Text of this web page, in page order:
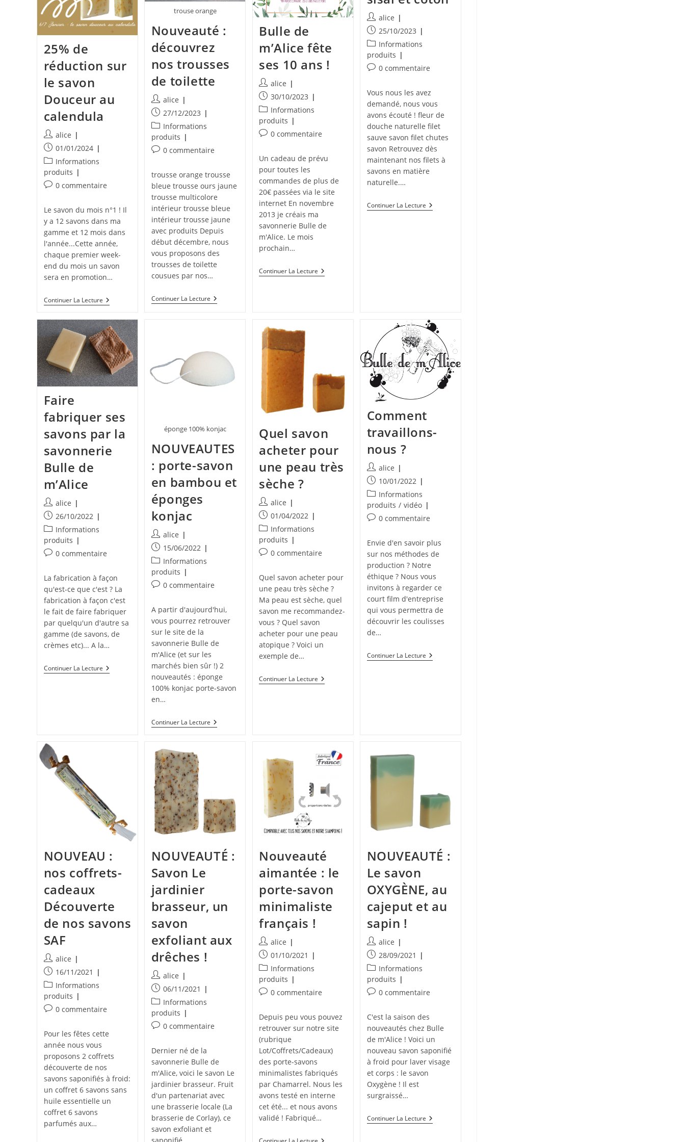
25% de
réduction sur
le savon
Douceur au
calendula
Auteur/autrice
de
la
publication :
alice
Publication
publiée :
01/01/2024
Post
category:
Informations
produits
Commentaires
la
publication :
0 commentaire
Le savon du mois n°1 ! Il
y a 12 savons dans ma
gamme et 12 mois dans
l'année...Cette année,
chaque premier week-
end du mois un savon
sera en promotion…
Continuer La Lecture25%
De
Sur
Le
Savon
Douceur
Au
Calendula
trouse orange
Nouveauté :
découvrez
nos trousses
de toilette
Auteur/autrice
de
la
publication :
alice
Publication
publiée :
27/12/2023
Post
category:
Informations
produits
Commentaires
la
publication :
0 commentaire
trousse orange trousse
bleue trousse ours jaune
trousse multicolore
intérieur trousse bleue
intérieur trousse jaune
avec produits Depuis
début décembre, nous
vous proposons des
trousses de toilette
cousues par nos…
Continuer La LectureNouveauté
:
Bulle de
m’Alice fête
ses 10 ans !
Auteur/autrice
de
la
publication :
alice
Publication
publiée :
30/10/2023
Post
category:
Informations
produits
Commentaires
la
publication :
0 commentaire
Un cadeau de prévu
pour toutes les
commandes de plus de
20€ passées via le site
internet En novembre
2013 je créais ma
savonnerie Bulle de
m'Alice. Le mois
prochain…
Continuer La Lecture Bulle
De
Auteur/autrice
de
la
publication :
alice
Publication
publiée :
25/10/2023
Post
category:
Informations
produits
Commentaires
la
publication :
0 commentaire
Vous nous les avez
demandé, nous vous
avons écouté ! fleur de
douche naturelle filet
sauve savon filet chutes
savon Retrouvez dès
maintenant nos filets à
savons en matière
naturelle.…
Continuer La LectureNouveauté
:
Faire
fabriquer ses
savons par la
savonnerie
Bulle de
m’Alice
Auteur/autrice
de
la
publication :
alice
Publication
publiée :
26/10/2022
Post
category:
Informations
produits
Commentaires
la
publication :
0 commentaire
La fabrication à façon
qu'est-ce que c'est ? La
fabrication à façon c'est
le fait de faire fabriquer
par quelqu'un d'autre sa
gamme (de savons, de
crèmes etc)... A la…
Continuer La LectureFaire
Fabriquer
éponge 100% konjac
NOUVEAUTES
: porte-savon
en bambou et
éponges
konjac
Auteur/autrice
de
la
publication :
alice
Publication
publiée :
15/06/2022
Post
category:
Informations
produits
Commentaires
la
publication :
0 commentaire
A partir d'aujourd'hui,
vous pourrez retrouver
sur le site de la
savonnerie Bulle de
m'Alice (et sur les
marchés bien sûr !) 2
nouveautés : éponge
100% konjac porte-savon
en…
Continuer La LectureNOUVEAUTES
:
Quel savon
acheter pour
une peau très
sèche ?
Auteur/autrice
de
la
publication :
alice
Publication
publiée :
01/04/2022
Post
category:
Informations
produits
Commentaires
la
publication :
0 commentaire
Quel savon acheter pour
une peau très sèche ?
Ma peau est sèche, quel
savon me recommandez-
vous ? Quel savon
acheter pour une peau
atopique ? Voici un
exemple de…
Continuer La Lecture Quel
Savon
Comment
travaillons-
nous ?
Auteur/autrice
de
la
publication :
alice
Publication
publiée :
10/01/2022
Post
category:
Informations
produits / vidéo
Commentaires
la
publication :
0 commentaire
Envie d'en savoir plus
sur nos méthodes de
production ? Notre
éthique ? Nous vous
invitons à regarder ce
court film d'entreprise
qui vous permettra de
découvrir les coulisses
de…
Continuer La LectureComment
Travaillons-
NOUVEAU :
nos coffrets-
cadeaux
Découverte
de nos savons
SAF
Auteur/autrice
de
la
publication :
alice
Publication
publiée :
16/11/2021
Post
category:
Informations
produits
Commentaires
la
publication :
0 commentaire
Pour les fêtes cette
année nous vous
proposons 2 coffrets
découverte de nos
savons saponifiés à froid:
un coffret 6 savons sans
huile essentielle un
coffret 6 savons
parfumés aux…
NOUVEAUTÉ :
Savon Le
jardinier
brasseur, un
savon
exfoliant aux
drêches !
Auteur/autrice
de
la
publication :
alice
Publication
publiée :
06/11/2021
Post
category:
Informations
produits
Commentaires
la
publication :
0 commentaire
Dernier né de la
savonnerie Bulle de
m'Alice, voici le savon Le
jardinier brasseur. Fruit
d'un partenariat avec
une brasserie locale (La
brasserie de Corlay), ce
savon exfoliant et
Nouveauté
aimantée : le
porte-savon
minimaliste
français !
Auteur/autrice
de
la
publication :
alice
Publication
publiée :
01/10/2021
Post
category:
Informations
produits
Commentaires
la
publication :
0 commentaire
Depuis peu vous pouvez
retrouver sur notre site
(rubrique
Lot/Coffrets/Cadeaux)
des porte-savons
minimalistes fabriqués
par Chamarrel. Nous les
avons testé en interne
cet été... et nous avons
validé ! Fabriqué…
NOUVEAUTÉ :
Le savon
OXYGÈNE, au
cajeput et au
sapin !
Auteur/autrice
de
la
publication :
alice
Publication
publiée :
28/09/2021
Post
category:
Informations
produits
Commentaires
la
publication :
0 commentaire
C'est la saison des
nouveautés chez Bulle
de m'Alice ! Voici un
nouveau savon saponifié
à froid pour laver visage
et corps : le savon
Oxygène ! Il est
surgraissé…
Continuer La LectureNOUVEAUTÉ
: